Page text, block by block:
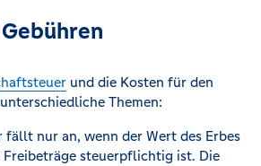
und die Kosten für den
Themen:
fällt nur an, wenn der Wert des Erbes
Freibeträge steuerpflichtig ist. Die